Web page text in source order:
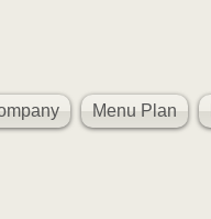
Menu Plan